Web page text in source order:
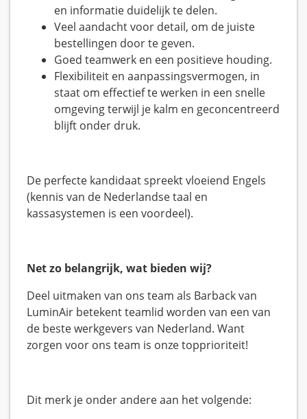
en informatie duidelijk te delen.
Veel aandacht voor detail, om de juiste
bestellingen door te geven.
Goed teamwerk en een positieve houding.
Flexibiliteit en aanpassingsvermogen, in
staat om effectief te werken in een snelle
omgeving terwijl je kalm en geconcentreerd
blijft onder druk.
De perfecte kandidaat spreekt vloeiend Engels
(kennis van de Nederlandse taal en
kassasystemen is een voordeel).
Net zo belangrijk, wat bieden wij?
Deel uitmaken van ons team als Barback van
LuminAir betekent teamlid worden van een van
de beste werkgevers van Nederland. Want
zorgen voor ons team is onze topprioriteit!
Dit merk je onder andere aan het volgende: